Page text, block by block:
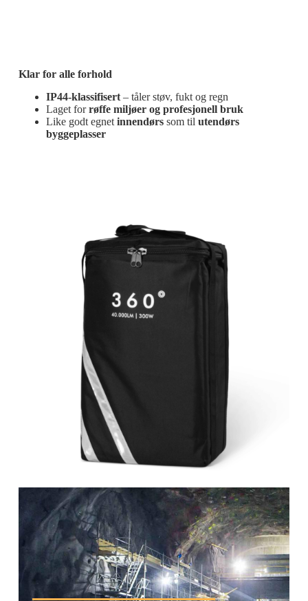
Klar for alle forhold
IP44-klassifisert– tåler støv, fukt og regn
Laget forrøffe miljøer og profesjonell bruk
Like godt egnet innendørs som til utendørs
byggeplasser